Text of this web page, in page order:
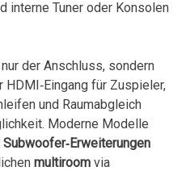
‍interne⁢ Tuner oder Konsolen
⁤der⁢ Anschluss, sondern
für Zuspieler,
und ‍Raumabgleich⁤
Moderne Modelle⁤
Subwoofer‑Erweiterungen
multiroomvia